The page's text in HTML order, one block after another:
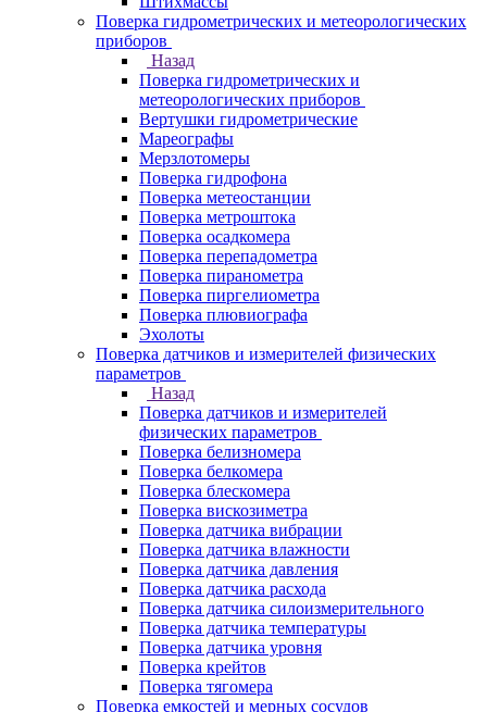
Поверка гидрометрических и метеорологических
приборов
Назад
Поверка гидрометрических и
метеорологических приборов
Вертушки гидрометрические
Мареографы
Мерзлотомеры
Поверка гидрофона
Поверка метеостанции
Поверка метроштока
Поверка осадкомера
Поверка перепадометра
Поверка пиранометра
Поверка пиргелиометра
Поверка плювиографа
Эхолоты
Поверка датчиков и измерителей физических
параметров
Назад
Поверка датчиков и измерителей
физических параметров
Поверка белизномера
Поверка белкомера
Поверка блескомера
Поверка вискозиметра
Поверка датчика вибрации
Поверка датчика влажности
Поверка датчика давления
Поверка датчика расхода
Поверка датчика силоизмерительного
Поверка датчика температуры
Поверка датчика уровня
Поверка крейтов
Поверка тягомера
Поверка емкостей и мерных сосудов